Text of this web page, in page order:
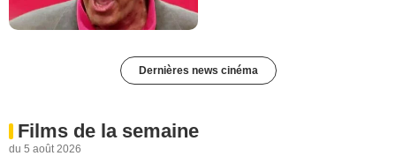
Dernières news cinéma
Films de la semaine
du 5 août 2026